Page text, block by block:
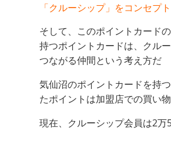
「クルーシップ」をコンセプ
そして、このポイントカード
持つポイントカードは、クル
つながる仲間という考え方だ
気仙沼のポイントカードを持
たポイントは加盟店での買い物
現在、クルーシップ会員は2万